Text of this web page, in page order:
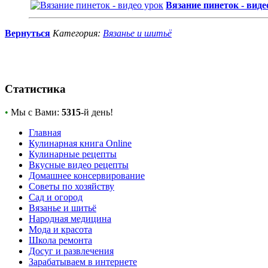
Вязание пинеток -
Вернуться Категория: Вязанье и шитьё
Статистика
• Мы с Вами: 5315-й день!
Главная
Кулинарная книга Online
Кулинарные рецепты
Вкусные видео рецепты
Домашнее консервирование
Советы по хозяйству
Сад и огород
Вязанье и шитьё
Народная медицина
Мода и красота
Школа ремонта
Досуг и развлечения
Зарабатываем в интернете